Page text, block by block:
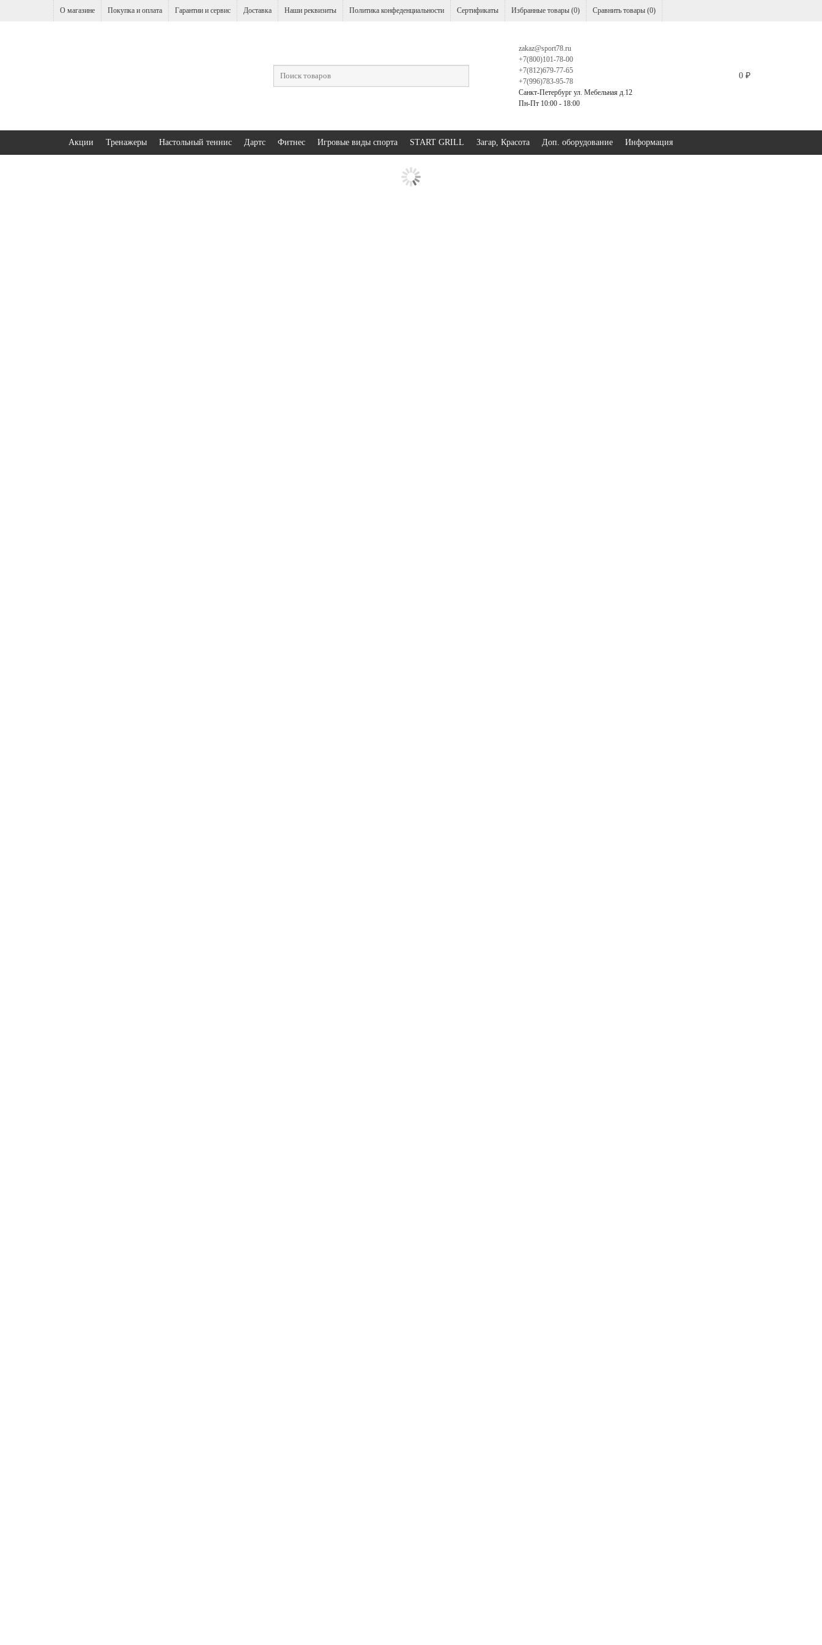
О магазине Покупка и оплата Гарантии и сервис Доставка Наши реквизиты Политика конфеденциальности Сертификаты Избранные товары (0) Сравнить товары (0)
zakaz@sport78.ru
+7(800)101-78-00
+7(812)679-77-65
+7(996)783-95-78
Санкт-Петербург ул. Мебельная д.12
Пн-Пт 10:00 - 18:00
0 ₽
Акции Тренажеры Настольный теннис Дартс Фитнес Игровые виды спорта START GRILL Загар, Красота Доп. оборудование Информация